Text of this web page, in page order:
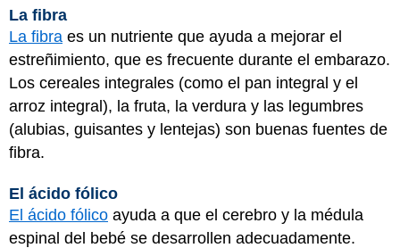
La fibra
La fibra es un nutriente que ayuda a mejorar el
estreñimiento, que es frecuente durante el embarazo.
Los cereales integrales (como el pan integral y el
arroz integral), la fruta, la verdura y las legumbres
(alubias, guisantes y lentejas) son buenas fuentes de
fibra.
El ácido fólico
El ácido fólico ayuda a que el cerebro y la médula
espinal del bebé se desarrollen adecuadamente.